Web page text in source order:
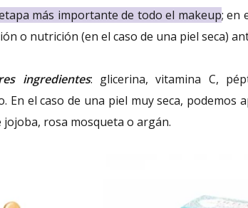
más importante de todo el makeup; en
o nutrición (en el caso de una piel seca)
ingredientes: glicerina, vitamina C,
En el caso de una piel muy seca, podemos
jojoba, rosa mosqueta o argán.